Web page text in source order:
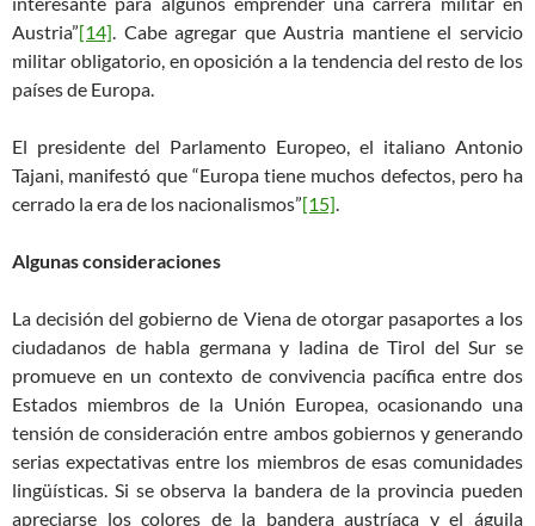
Austria”[14]. Cabe agregar que Austria mantiene el servicio
militar obligatorio, en oposición a la tendencia del resto de los
países de Europa.
El presidente del Parlamento Europeo, el italiano Antonio
Tajani, manifestó que “Europa tiene muchos defectos, pero ha
cerrado la era de los nacionalismos”[15].
Algunas consideraciones
La decisión del gobierno de Viena de otorgar pasaportes a los
ciudadanos de habla germana y ladina de Tirol del Sur se
promueve en un contexto de convivencia pacífica entre dos
Estados miembros de la Unión Europea, ocasionando una
tensión de consideración entre ambos gobiernos y generando
serias expectativas entre los miembros de esas comunidades
lingüísticas. Si se observa la bandera de la provincia pueden
apreciarse los colores de la bandera austríaca y el águila